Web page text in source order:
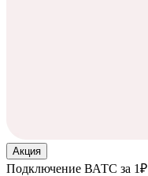
Акция
Подключение ВАТС за 1₽